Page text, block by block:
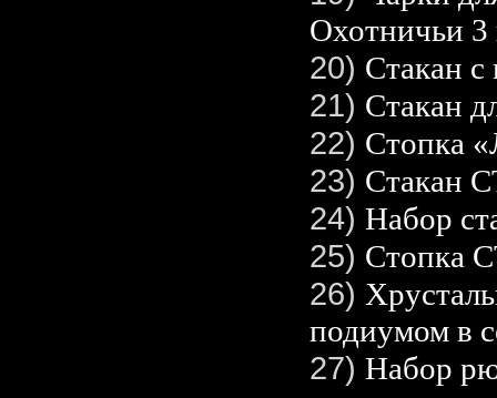
Охотничьи
20) Стакан
21) Стакан
22) Стопка
23)
24) Набор
25) Стопка
26)
подиумом в
27) Набор